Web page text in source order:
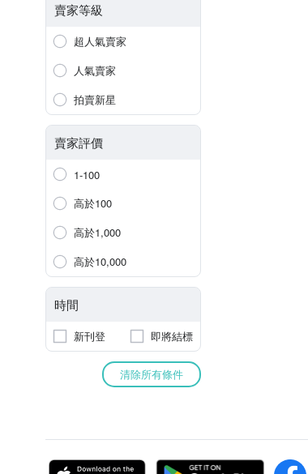
賣家等級
超人氣賣家
人氣賣家
拍賣新星
賣家評價
1-100
高於100
高於1,000
高於10,000
時間
新刊登 即將結標
清除所有條件